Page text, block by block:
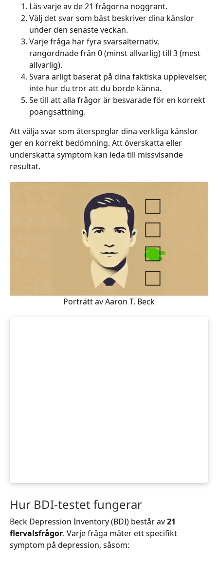
Läs varje av de 21 frågorna noggrant.
Välj det svar som bäst beskriver dina känslor
under den senaste veckan.
Varje fråga har fyra svarsalternativ,
rangordnade från 0 (minst allvarlig) till 3 (mest
allvarlig).
Svara ärligt baserat på dina faktiska upplevelser,
inte hur du tror att du borde känna.
Se till att alla frågor är besvarade för en korrekt
poängsättning.
Att välja svar som återspeglar dina verkliga känslor
ger en korrekt bedömning. Att överskatta eller
underskatta symptom kan leda till missvisande
resultat.
Porträtt av Aaron T. Beck
Hur BDI-testet fungerar
Beck Depression Inventory (BDI) består av21
flervalsfrågor. Varje fråga mäter ett specifikt
symptom på depression, såsom: